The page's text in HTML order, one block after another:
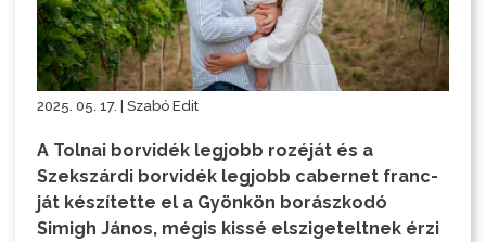
2025. 05. 17. | Szabó Edit
A Tolnai borvidék legjobb rozéját és a
Szekszárdi borvidék legjobb cabernet franc-
ját készítette el a Gyönkön borászkodó
Simigh János, mégis kissé elszigeteltnek érzi